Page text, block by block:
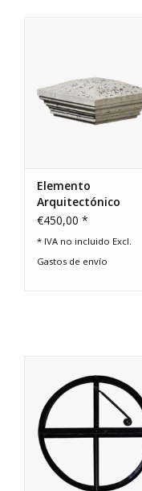
Elemento
Arquitectónico
Recuperado
€450,00 *
* IVA no incluido Excl.
Gastos de envío